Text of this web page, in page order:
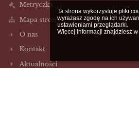
Ta strona wykorzystuje pliki
wyrażasz zgodę na ich
ustawieniami przeglądarki.
Więcej informacji znajdziesz w
Metryczka
Mapa strony
O nas
Kontakt
Aktualności